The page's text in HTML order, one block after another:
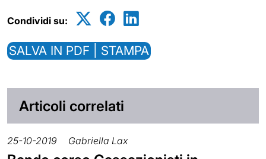
Condividi su:
SALVA IN PDF | STAMPA
Articoli correlati
25-10-2019 Gabriella Lax